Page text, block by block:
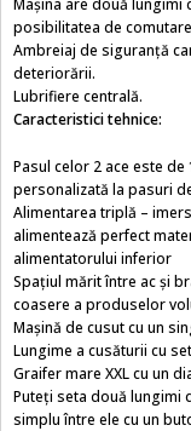
Mașina are două
posibilitatea de
Ambreiaj de siguranță
deteriorării.
Lubrifiere centrală.
Caracteristici tehnice:
Pasul celor 2 ace este
personalizată la pasuri
Alimentarea triplă –
alimentează perfect
alimentatorului inferior
Spațiul mărit între ac și
coasere a produselor
Mașină de cusut cu un
Lungime a cusăturii cu
Graifer mare XXL cu un
Puteți seta două lungimi
simplu între ele cu un